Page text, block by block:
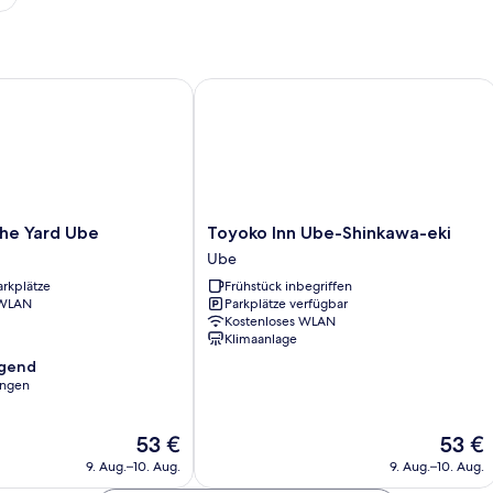
Yard Ube
Der
Preis
beträgt
53 €
9. Aug.–10. Aug.
Ube
Toyoko
Inn
Ube-
Shinkawa-
eki
Ube
Toyoko Inn Ube-Shinkawa-eki
Ube
Frühstück inbegriffen
Parkplätze verfügbar
Kostenloses WLAN
Klimaanlage
Der
Preis
beträgt
53 €
9. Aug.–10. Aug.
Toyoko Inn Ube-Shinkawa-eki